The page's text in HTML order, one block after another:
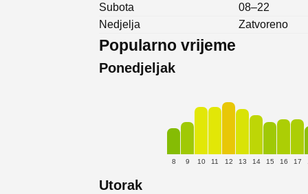
Subota
08–22
Nedjelja
Zatvoreno
Popularno vrijeme
Ponedjeljak
8 9 10 11 12 13 14 15 16 17
Utorak